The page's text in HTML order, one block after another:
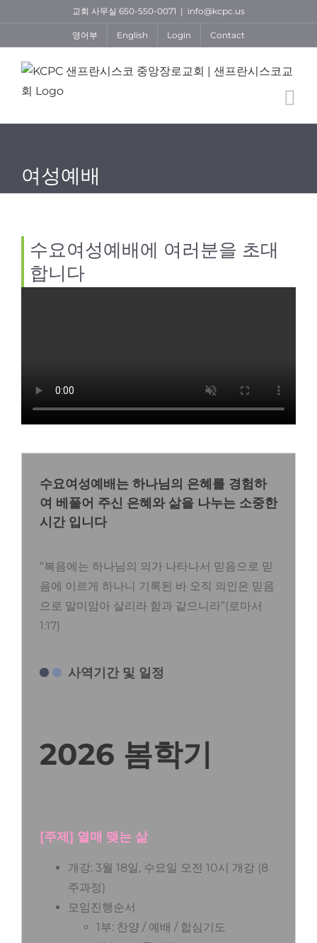
content
교회 사무실 650-550-0071 | info@kcpc.us
영어부 English Login Contact
여성예배
수요여성예배에 여러분을 초대
합니다
수요여성예배는 하나님의 은혜를 경험하
여 베풀어 주신 은혜와 삶을 나누는 소중한
시간 입니다
“복음에는 하나님의 의가 나타나서 믿음으로 믿
음에 이르게 하나니 기록된 바 오직 의인은 믿음
으로 말미암아 살리라 함과 같으니라”(로마서
1:17)
사역기간 및 일정
2026 봄학기
[주제] 열매 맺는 삶
개강: 3월 18일, 수요일 오전 10시 개강 (8
주과정)
모임진행순서
1부: 찬양 / 예배 / 합심기도